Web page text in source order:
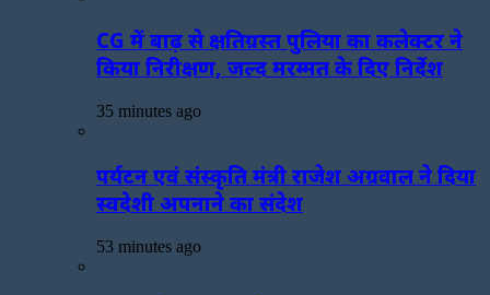
CG में बाढ़ से क्षतिग्रस्त पुलिया का कलेक्टर ने
किया निरीक्षण, जल्द मरम्मत के दिए निर्देश
35 minutes ago
पर्यटन एवं संस्कृति मंत्री राजेश अग्रवाल ने दिया
स्वदेशी अपनाने का संदेश
53 minutes ago